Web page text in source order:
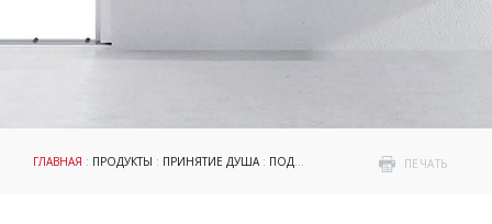
ПЕЧАТЬ
ГЛАВНАЯ : ПРОДУКТЫ : ПРИНЯТИЕ ДУША: ПОДДОНЫ : GALAXY PRO